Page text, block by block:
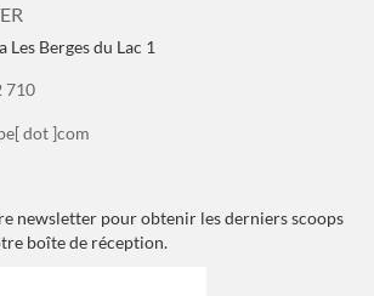
Les Berges du Lac 1
710
dot ]com
newsletter pour obtenir les derniers scoops
boîte de réception.